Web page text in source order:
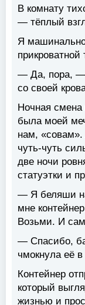
В комнату
— тёплый
Я
— Да, пора, —
со своей
Ночная смена
была моей
нам, «совам».
чуть-чуть
две ночи
статуэтки и
— Я беляши
мне
Возьми. И
— Спасибо,
чмокнула её
Контейнер
который
жизнью и